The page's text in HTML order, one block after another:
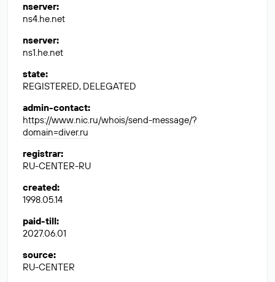
nserver:
ns4.he.net
nserver:
ns1.he.net
state:
REGISTERED, DELEGATED
admin-contact:
https://www.nic.ru/whois/send-message/?
domain=diver.ru
registrar:
RU-CENTER-RU
created:
1998.05.14
paid-till:
2027.06.01
source:
RU-CENTER